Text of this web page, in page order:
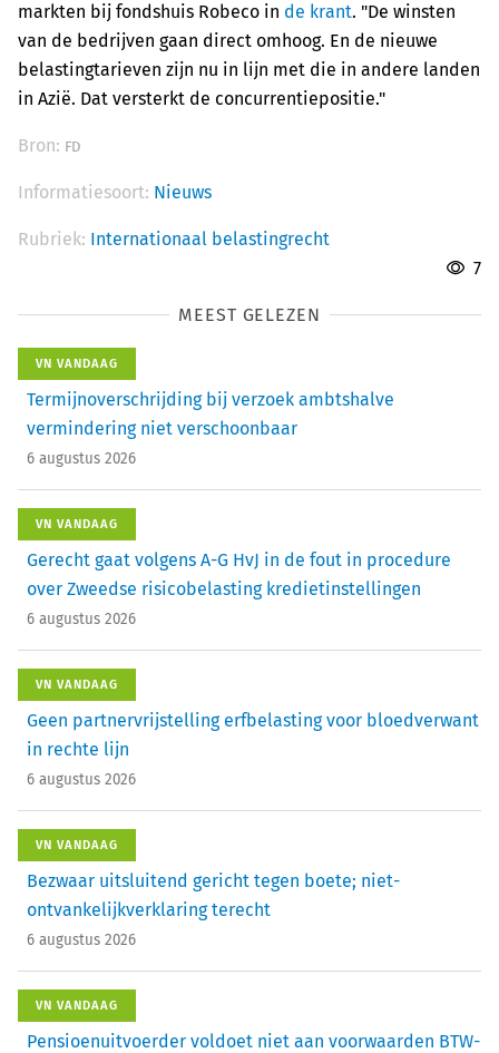
markten bij fondshuis Robeco in de krant. "De winsten
van de bedrijven gaan direct omhoog. En de nieuwe
belastingtarieven zijn nu in lijn met die in andere landen
in Azië. Dat versterkt de concurrentiepositie."
Bron: FD
Informatiesoort: Nieuws
Rubriek: Internationaal belastingrecht
7
MEEST GELEZEN
VN VANDAAG
Termijnoverschrijding bij verzoek ambtshalve
vermindering niet verschoonbaar
6 augustus 2026
VN VANDAAG
Gerecht gaat volgens A-G HvJ in de fout in procedure
over Zweedse risicobelasting kredietinstellingen
6 augustus 2026
VN VANDAAG
Geen partnervrijstelling erfbelasting voor bloedverwant
in rechte lijn
6 augustus 2026
VN VANDAAG
Bezwaar uitsluitend gericht tegen boete; niet-
ontvankelijkverklaring terecht
6 augustus 2026
VN VANDAAG
Pensioenuitvoerder voldoet niet aan voorwaarden BTW-